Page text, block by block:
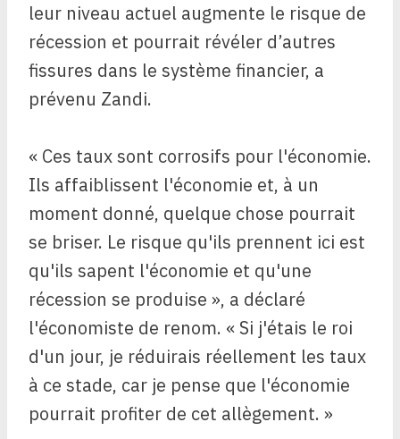
leur niveau actuel augmente le risque de
récession et pourrait révéler d’autres
fissures dans le système financier, a
prévenu Zandi.
« Ces taux sont corrosifs pour l'économie.
Ils affaiblissent l'économie et, à un
moment donné, quelque chose pourrait
se briser. Le risque qu'ils prennent ici est
qu'ils sapent l'économie et qu'une
récession se produise », a déclaré
l'économiste de renom. « Si j'étais le roi
d'un jour, je réduirais réellement les taux
à ce stade, car je pense que l'économie
pourrait profiter de cet allègement. »